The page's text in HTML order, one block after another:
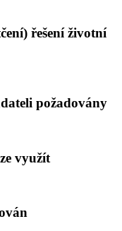
řešení životní
požadovány
využít